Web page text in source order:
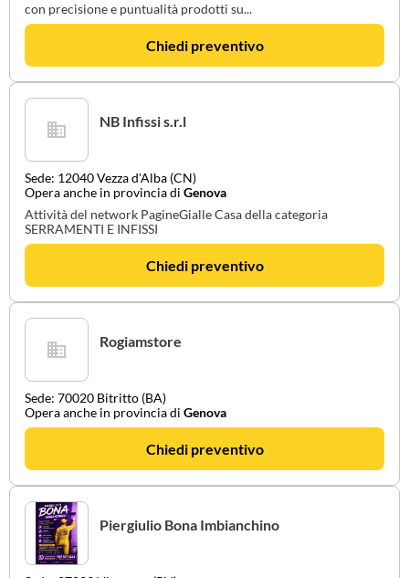
con precisione e puntualità prodotti su...
Chiedi preventivo
NB Infissi s.r.l
Sede: 12040 Vezza d'Alba (CN)
Opera anche in provincia di Genova
Attività del network PagineGialle Casa della categoria
SERRAMENTI E INFISSI
Chiedi preventivo
Rogiamstore
Sede: 70020 Bitritto (BA)
Opera anche in provincia di Genova
Chiedi preventivo
Piergiulio Bona Imbianchino